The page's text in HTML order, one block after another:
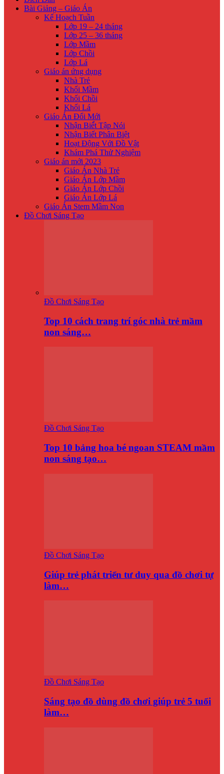
Bài Giảng – Giáo Án
Kế Hoạch Tuần
Lớp 19 – 24 tháng
Lớp 25 – 36 tháng
Lớp Mầm
Lớp Chồi
Lớp Lá
Giáo án ứng dụng
Nhà Trẻ
Khối Mầm
Khối Chồi
Khối Lá
Giáo Án Đổi Mới
Nhận Biế́t Tập Nói
Nhận Biết Phân Biệt
Hoạt Động Với Đồ Vật
Khám Phá Thử Nghiệm
Giáo án mới 2023
Giáo Án Nhà Trẻ
Giáo Án Lớp Mầm
Giáo Án Lớp Chồi
Giáo Án Lớp Lá
Giáo Án Stem Mầm Non
Đồ Chơi Sáng Tạo
Đồ Chơi Sáng Tạo
Top 10 cách trang trí góc nhà trẻ mầm
non sáng…
Đồ Chơi Sáng Tạo
Top 10 bảng hoa bé ngoan STEAM mầm
non sáng tạo…
Đồ Chơi Sáng Tạo
Giúp trẻ phát triển tư duy qua đồ chơi tự
làm…
Đồ Chơi Sáng Tạo
Sáng tạo đồ dùng đồ chơi giúp trẻ 5 tuổi
làm…